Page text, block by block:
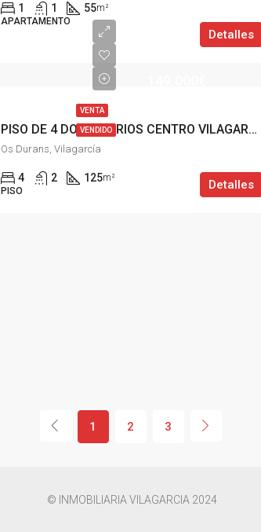
1 1 55m²
APARTAMENTO
Detalles
VENTA
VENDIDO PISO DE 4 DORMITORIOS CENTRO VILAGARCÍA DE AROUSA
Os Durans, Vilagarcía
4 2 125m²
PISO
Detalles
1 2 3
© INMOBILIARIA VILAGARCIA 2024